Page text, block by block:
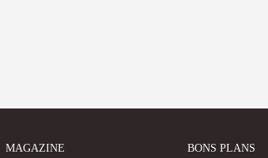
MAGAZINE BONS PLANS